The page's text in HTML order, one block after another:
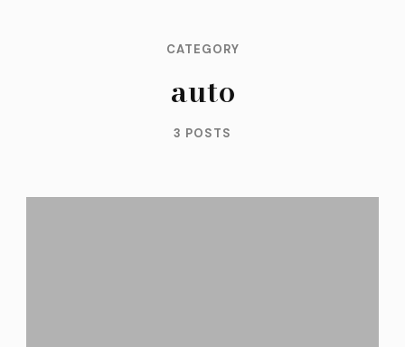
CATEGORY
auto
3 POSTS